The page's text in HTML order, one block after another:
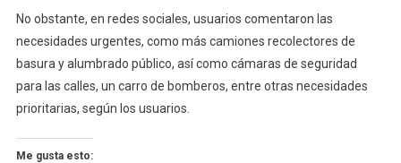
No obstante, en redes sociales, usuarios comentaron las
necesidades urgentes, como más camiones recolectores de
basura y alumbrado público, así como cámaras de seguridad
para las calles, un carro de bomberos, entre otras necesidades
prioritarias, según los usuarios.
Me gusta esto: